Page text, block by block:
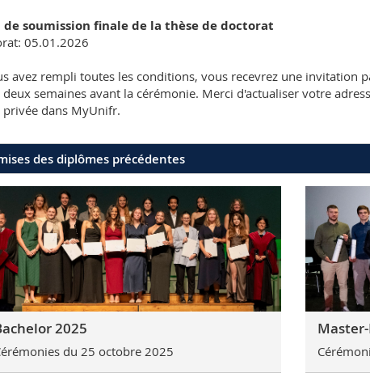
de soumission finale de la thèse de doctorat
05.01.2026
avez rempli toutes les conditions, vous recevrez une invitation
semaines avant la cérémonie. Merci d'actualiser votre
dans MyUnifr.
des diplômes précédentes
2025
du 25 octobre 2025